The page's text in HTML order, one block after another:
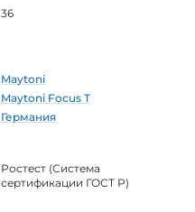
36
Maytoni
Maytoni Focus T
Германия
Ростест (Система
сертификации ГОСТ Р)